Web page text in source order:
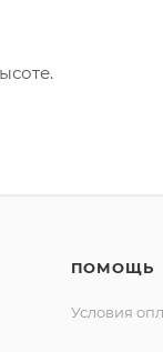
ПОМОЩЬ
Условия